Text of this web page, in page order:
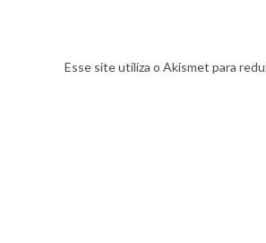
Esse site utiliza o Akismet para